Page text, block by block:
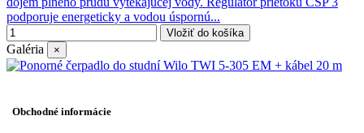
podporuje energeticky a vodou úspornú...
Vložiť do košíka
Galéria ×
Obchodné informácie